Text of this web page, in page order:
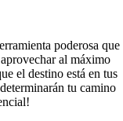
poderosa que
al máximo
el destino está en tus
tu camino